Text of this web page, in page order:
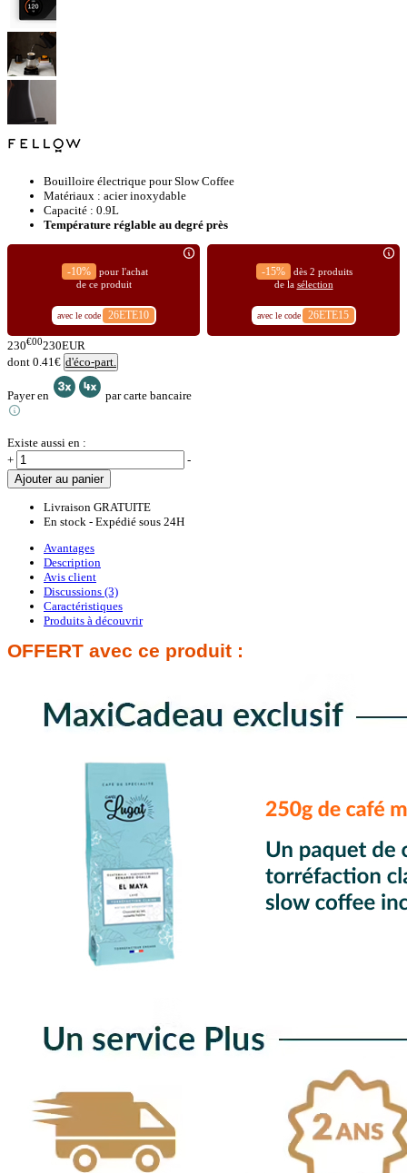
Bouilloire électrique pour Slow Coffee
Matériaux : acier inoxydable
Capacité : 0.9L
Température réglable au degré près
-10%
pour l'achat
de ce produit
avec le code 26ETE10
-15%
dès 2 produits
de la sélection
avec le code 26ETE15
230€00230EUR
dont 0.41€ d'éco-part.
Payer en par carte bancaire
Existe aussi en :
+
-
Ajouter au panier
Livraison GRATUITE
En stock - Expédié sous 24H
Avantages
Description
Avis client
Discussions (3)
Caractéristiques
Produits à découvrir
OFFERT avec ce produit :